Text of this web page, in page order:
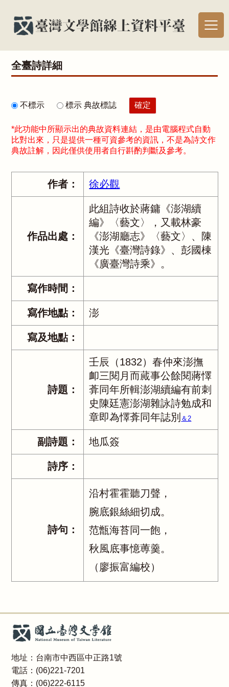
全臺詩詳細
不標示 標示 典故標誌
*此功能中所顯示出的典故資料連結，是由電腦程式自動
比對出來，只是提供一種可資參考的資訊，不是為詩文作
典故註解，因此僅供使用者自行斟酌判斷及參考。
作者： 徐必觀
作品出處：
此組詩收於蔣鏞《澎湖續
編》〈藝文〉，又載林豪
《澎湖廳志》〈藝文〉、陳
漢光《臺灣詩錄》、彭國棟
《廣臺灣詩乘》。
寫作時間：
寫作地點： 澎
寫及地點：
詩題：
壬辰（1832）春仲來澎撫
卹三閱月而蕆事公餘閱蔣懌
葊同年所輯澎湖續編有前刺
史陳廷憲澎湖雜詠詩勉成和
章即為懌葊同年誌別 ＆2
副詩題： 地瓜簽
詩序：
詩句：
沿村霍霍聽刀聲，
腕底銀絲細切成。
范甑海苔同一飽，
秋風底事憶蒪羹。
（廖振富編校）
地址：台南市中西區中正路1號
電話：(06)221-7201
傳真：(06)222-6115